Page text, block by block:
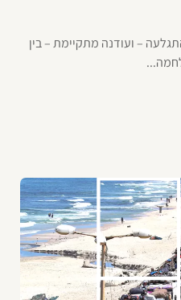
– ועודנה מתקיימת – בין